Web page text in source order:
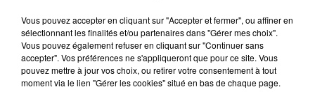
JOURNAL DE 17H
Titres:
Le Premier ministre israélien Benjamin Netanyahu
Vous pouvez accepter en cliquant sur "Accepter et fermer", ou affiner en
sélectionnant les finalités et/ou partenaires dans "Gérer mes choix".
Vous pouvez également refuser en cliquant sur "Continuer sans
accepter". Vos préférences ne s'appliqueront que pour ce site. Vous
pouvez mettre à jour vos choix, ou retirer votre consentement à tout
moment via le lien "Gérer les cookies" situé en bas de chaque page.